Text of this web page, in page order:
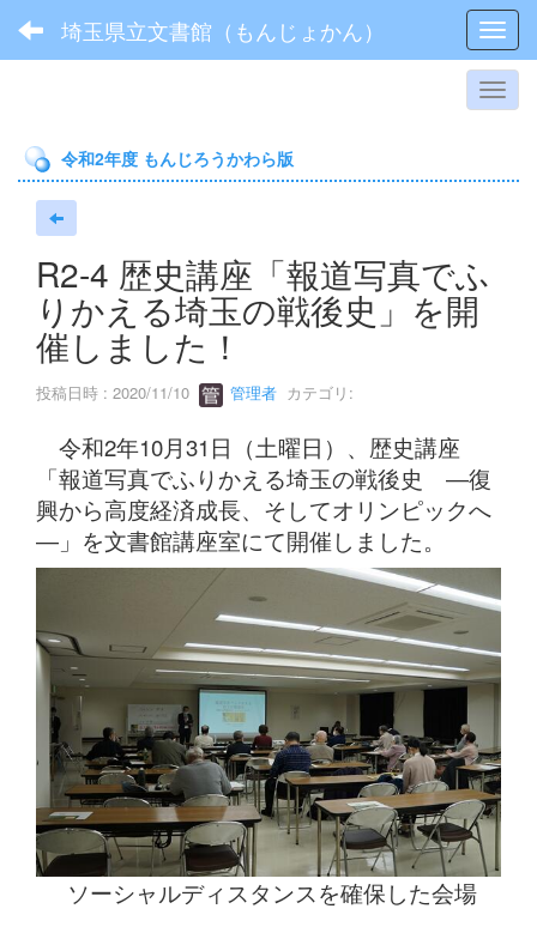
埼玉県立文書館（もんじょかん）
令和2年度 もんじろうかわら版
R2-4 歴史講座「報道写真でふ
りかえる埼玉の戦後史」を開
催しました！
投稿日時 : 2020/11/10 管理者 カテゴリ:
令和2年10月31日（土曜日）、歴史講座
「報道写真でふりかえる埼玉の戦後史 ―復
興から高度経済成長、そしてオリンピックへ
―」を文書館講座室にて開催しました。
ソーシャルディスタンスを確保した会場